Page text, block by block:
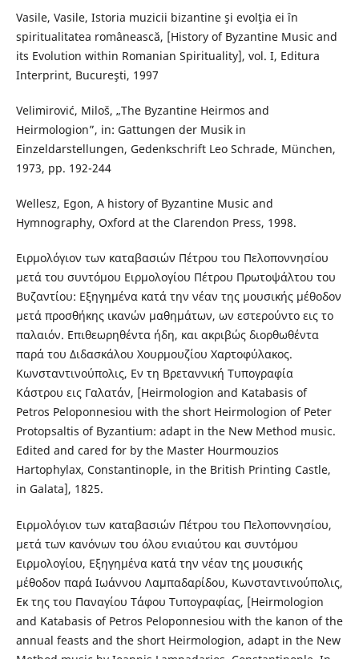
Vasile, Vasile, Istoria muzicii bizantine şi evolţia ei în
spiritualitatea românească, [History of Byzantine Music and
its Evolution within Romanian Spirituality], vol. I, Editura
Interprint, Bucureşti, 1997
Velimirović, Miloš, „The Byzantine Heirmos and
Heirmologion”, in: Gattungen der Musik in
Einzeldarstellungen, Gedenkschrift Leo Schrade, München,
1973, pp. 192-244
Wellesz, Egon, A history of Byzantine Music and
Hymnography, Oxford at the Clarendon Press, 1998.
Ειρμολόγιον των καταβασιών Πέτρου του Πελοποννησίου
μετά του συντόμου Ειρμολογίου Πέτρου Πρωτοψάλτου του
Βυζαντίου: Εξηγημένα κατά την νέαν της μουσικής μέθοδον
μετά προσθήκης ικανών μαθημάτων, ων εστερούντο εις το
παλαιόν. Επιθεωρηθέντα ήδη, και ακριβώς διορθωθέντα
παρά του Διδασκάλου Χουρμουζίου Χαρτοφύλακος.
Κωνσταντινούπολις, Εν τη Βρεταννική Τυπογραφία
Κάστρου εις Γαλατάν, [Heirmologion and Katabasis of
Petros Peloponnesiou with the short Heirmologion of Peter
Protopsaltis of Byzantium: adapt in the New Method music.
Edited and cared for by the Master Hourmouzios
Hartophylax, Constantinople, in the British Printing Castle,
in Galata], 1825.
Ειρμολόγιον των καταβασιών Πέτρου του Πελοποννησίου,
μετά των κανόνων του όλου ενιαύτου και συντόμου
Ειρμολογίου, Εξηγημένα κατά την νέαν της μουσικής
μέθοδον παρά Ιωάννου Λαμπαδαρίδου, Κωνσταντινούπολις,
Εκ της του Παναγίου Τάφου Τυπογραφίας, [Heirmologion
and Katabasis of Petros Peloponnesiou with the kanon of the
annual feasts and the short Heirmologion, adapt in the New